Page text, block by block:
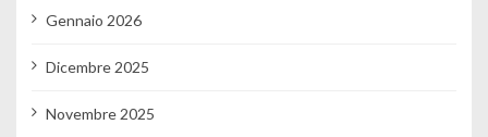
Gennaio 2026
Dicembre 2025
Novembre 2025